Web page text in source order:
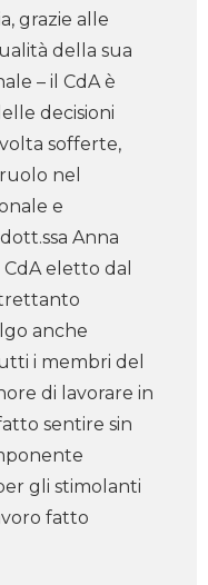
grazie alle
della sua
– il CdA è
decisioni
sofferte,
nel
e
Anna
eletto dal
anche
i membri del
di lavorare in
sentire sin
gli stimolanti
fatto